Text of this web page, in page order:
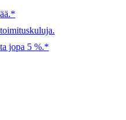
jopa 5 %.*